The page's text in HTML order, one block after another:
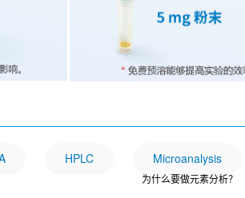
HPLC Microanalysis
为什么要做元素分析？